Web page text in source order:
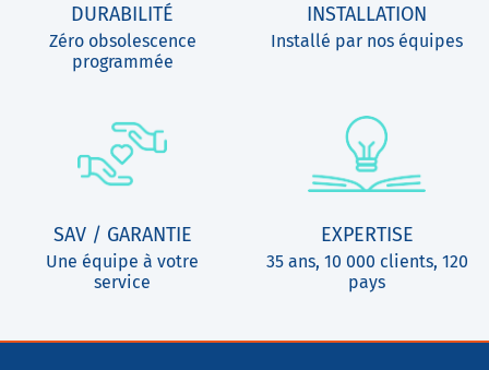
DURABILITÉ
Zéro obsolescence
programmée
INSTALLATION
Installé par nos équipes
SAV / GARANTIE
Une équipe à votre
service
EXPERTISE
35 ans, 10 000 clients, 120
pays